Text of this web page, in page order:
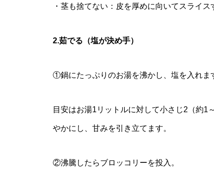
・茎も捨てない：皮を厚めに向いてスライ
2.茹でる（塩が決め手）
①鍋にたっぷりのお湯を沸かし、塩を入れま
目安はお湯1リットルに対して小さじ2（約1
やかにし、甘みを引き立てます。
②沸騰したらブロッコリーを投入。